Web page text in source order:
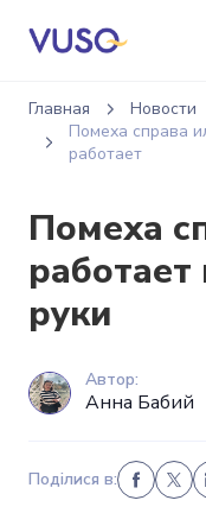
Главная
Новости
Помеха справа
работает
Помеха
руки
Автор:
Анна Бабий
Поділися в: